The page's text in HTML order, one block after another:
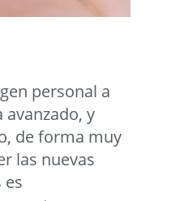
personal a
y
de forma muy
las nuevas
es